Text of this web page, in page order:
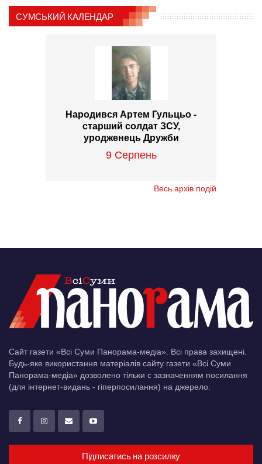
СУМСЬКИЙ КАЛЕНДАР
Народився Артем Гульцьо -
старший солдат ЗСУ,
уродженець Дружби
9 Серпень
Весь архів подій
Сайт газети «Всі Суми Панорама-медіа». Всі права захищені.
Будь-яке використання матеріалів сайту газети «Всі Суми
Панорама-медіа» дозволено тільки c зазначенням посилання
(для інтернет-видань - гіперпосилання) на джерело.
Підписатись на розсилку